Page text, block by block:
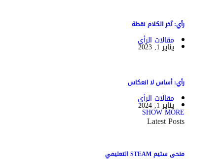
رأي: آخر الكلام نقطة
مقالات الرأي
يناير 1, 2023
رأي: أساس لا انعكاس
مقالات الرأي
يناير 1, 2024
SHOW MORE
Latest Posts
منحى ستيم STEAM التعليمي